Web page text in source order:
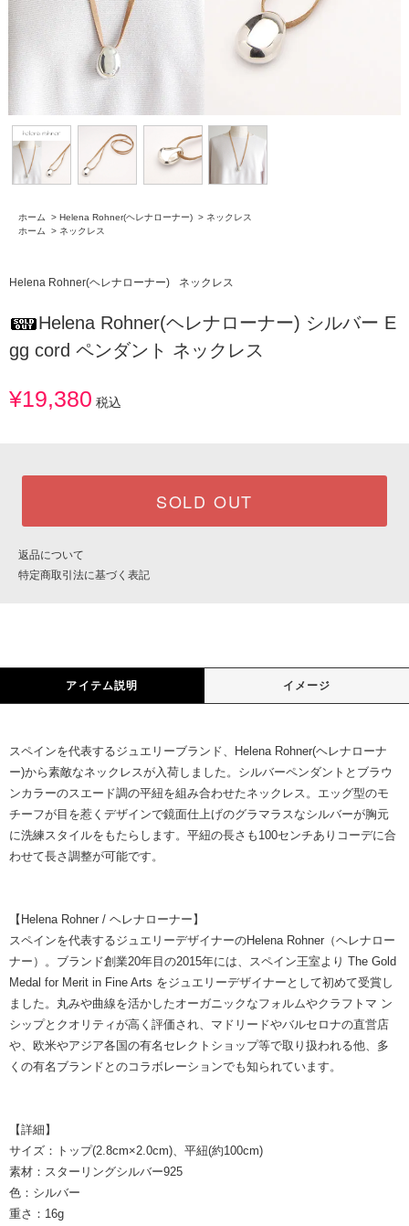
ホーム > Helena Rohner(ヘレナローナー) > ネックレス
ホーム
> ネックレス
Helena Rohner(ヘレナローナー) ネックレス
Helena Rohner(ヘレナローナー) シルバー E
gg cord ペンダント ネックレス
¥19,380 税込
SOLD OUT
返品について
特定商取引法に基づく表記
アイテム説明 イメージ
スペインを代表するジュエリーブランド、Helena Rohner(ヘレナローナ
ー)から素敵なネックレスが入荷しました。シルバーペンダントとブラウ
ンカラーのスエード調の平紐を組み合わせたネックレス。エッグ型のモ
チーフが目を惹くデザインで鏡面仕上げのグラマラスなシルバーが胸元
に洗練スタイルをもたらします。平紐の長さも100センチありコーデに合
わせて長さ調整が可能です。
【Helena Rohner / ヘレナローナー】
スペインを代表するジュエリーデザイナーのHelena Rohner（ヘレナロー
ナー）。ブランド創業20年目の2015年には、スペイン王室より The Gold
Medal for Merit in Fine Arts をジュエリーデザイナーとして初めて受賞し
ました。丸みや曲線を活かしたオーガニックなフォルムやクラフトマ ン
シップとクオリティが高く評価され、マドリードやバルセロナの直営店
や、欧米やアジア各国の有名セレクトショップ等で取り扱われる他、多
くの有名ブランドとのコラボレーションでも知られています。
【詳細】
サイズ：トップ(2.8cm×2.0cm)、平紐(約100cm)
素材：スターリングシルバー925
色：シルバー
重さ：16g